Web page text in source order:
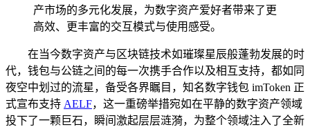
产市场的多元化发展，为数字资产爱好者带来了更
高效、更丰富的交互模式与使用感受。
在当今数字资产与区块链技术如璀璨星辰般蓬勃发展的时
代，钱包与公链之间的每一次携手合作以及相互支持，都如同
夜空中划过的流星，备受各界瞩目，知名数字钱包 imToken 正
式宣布支持 AELF，这一重磅举措宛如在平静的数字资产领域
投下了一颗巨石，瞬间激起层层涟漪，为整个领域注入了全新